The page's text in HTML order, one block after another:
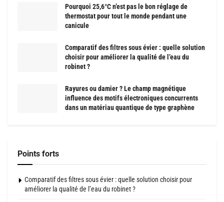
Pourquoi 25,6°C n’est pas le bon réglage de
thermostat pour tout le monde pendant une
canicule
Comparatif des filtres sous évier : quelle solution
choisir pour améliorer la qualité de l’eau du
robinet ?
Rayures ou damier ? Le champ magnétique
influence des motifs électroniques concurrents
dans un matériau quantique de type graphène
Points forts
Comparatif des filtres sous évier : quelle solution choisir pour
améliorer la qualité de l’eau du robinet ?